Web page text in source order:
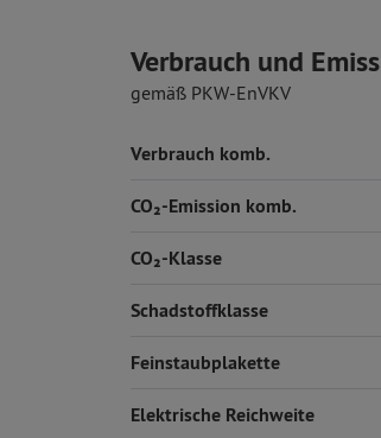
Verbrauch und
gemäß PKW-EnVKV
Verbrauch komb.
CO₂-Emission komb.
CO₂-Klasse
Schadstoffklasse
Feinstaubplakette
Elektrische Reichweite